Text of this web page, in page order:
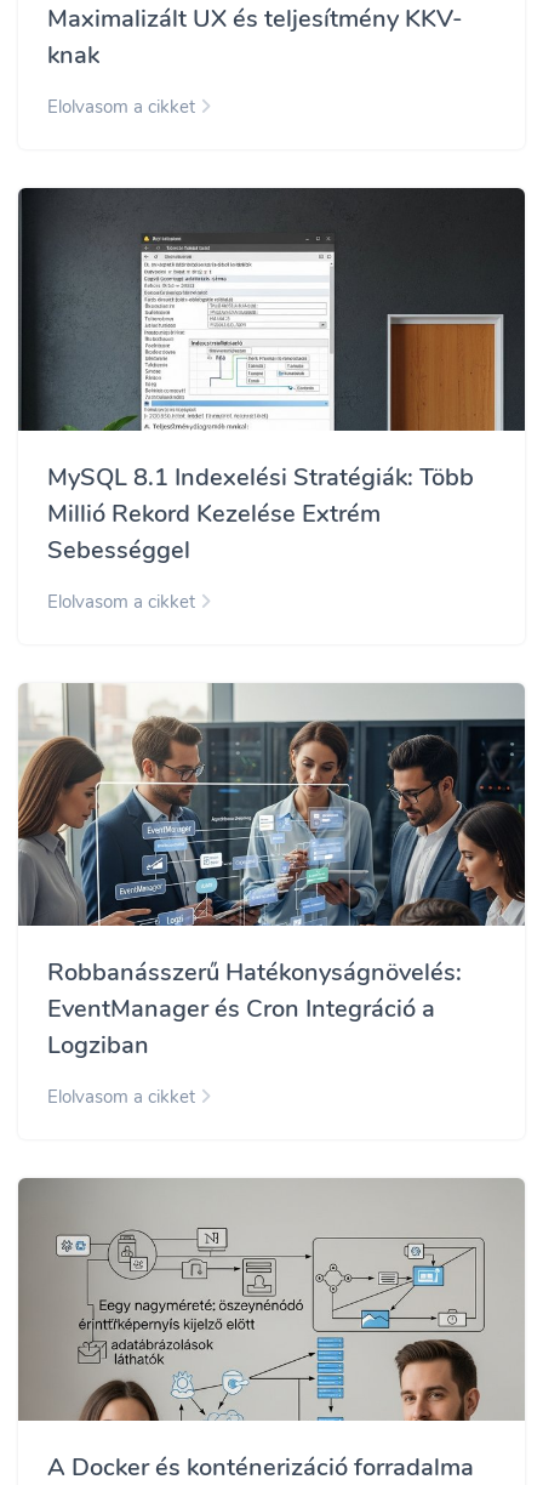
Maximalizált UX és teljesítmény KKV-
knak
Elolvasom a cikket
MySQL 8.1 Indexelési Stratégiák: Több
Millió Rekord Kezelése Extrém
Sebességgel
Elolvasom a cikket
Robbanásszerű Hatékonyságnövelés:
EventManager és Cron Integráció a
Logziban
Elolvasom a cikket
A Docker és konténerizáció forradalma